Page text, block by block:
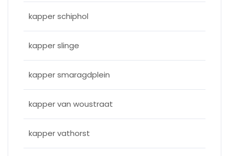
kapper schiphol
kapper slinge
kapper smaragdplein
kapper van woustraat
kapper vathorst